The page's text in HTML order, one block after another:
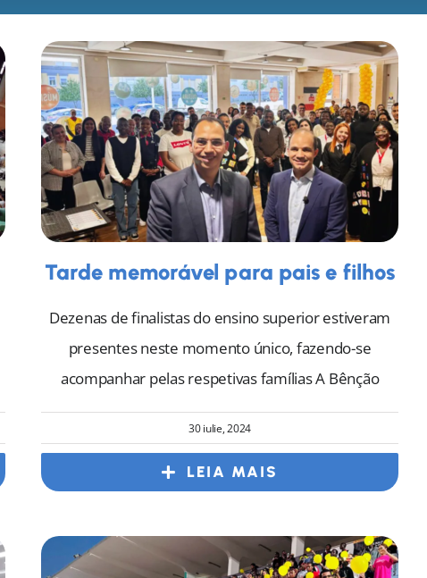
Tarde memorável para pais e filhos
Dezenas de finalistas do ensino superior estiveram
presentes neste momento único, fazendo-se
acompanhar pelas respetivas famílias A Bênção
30 iulie, 2024
LEIA MAIS